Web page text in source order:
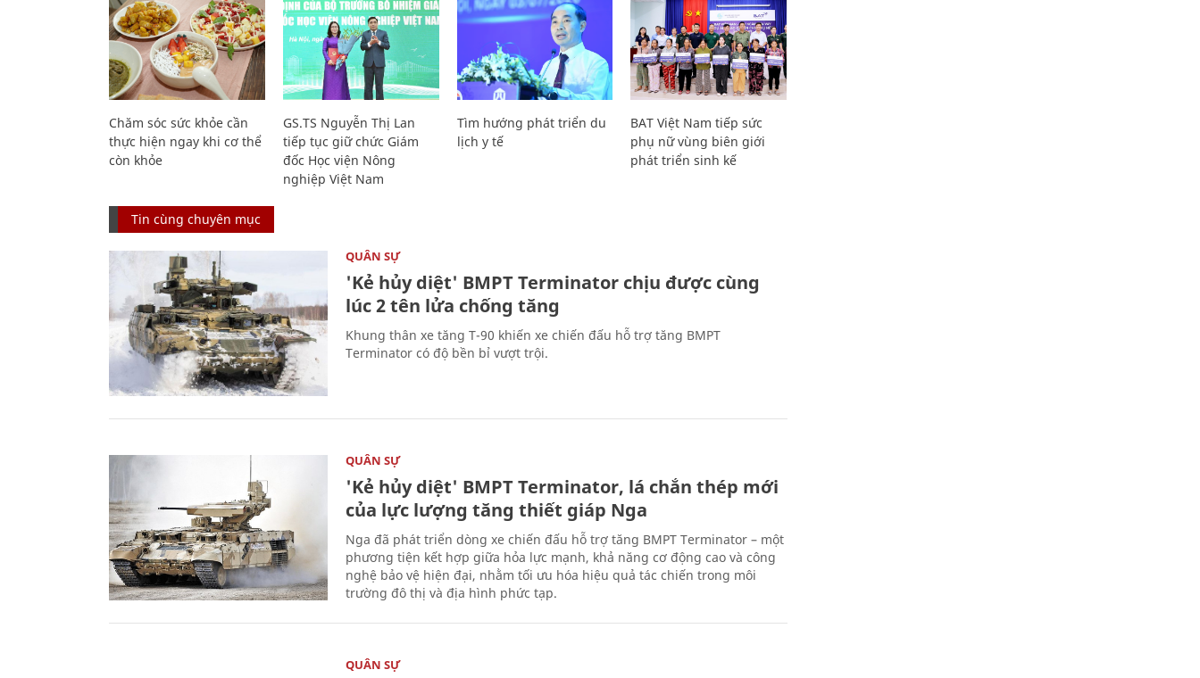
Chăm sóc sức khỏe cần
thực hiện ngay khi cơ thể
còn khỏe
GS.TS Nguyễn Thị Lan
tiếp tục giữ chức Giám
đốc Học viện Nông
nghiệp Việt Nam
Tìm hướng phát triển du
lịch y tế
BAT Việt Nam tiếp sức
phụ nữ vùng biên giới
phát triển sinh kế
Tin cùng chuyên mục
QUÂN SỰ
'Kẻ hủy diệt' BMPT Terminator chịu được cùng
lúc 2 tên lửa chống tăng
Khung thân xe tăng T-90 khiến xe chiến đấu hỗ trợ tăng BMPT
Terminator có độ bền bỉ vượt trội.
QUÂN SỰ
'Kẻ hủy diệt' BMPT Terminator, lá chắn thép mới
của lực lượng tăng thiết giáp Nga
Nga đã phát triển dòng xe chiến đấu hỗ trợ tăng BMPT Terminator – một
phương tiện kết hợp giữa hỏa lực mạnh, khả năng cơ động cao và công
nghệ bảo vệ hiện đại, nhằm tối ưu hóa hiệu quả tác chiến trong môi
trường đô thị và địa hình phức tạp.
QUÂN SỰ